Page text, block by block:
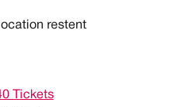
restent